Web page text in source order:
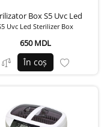
Box S5 Uvc Led
Uvc Led Sterilizer Box
650 MDL
În coș